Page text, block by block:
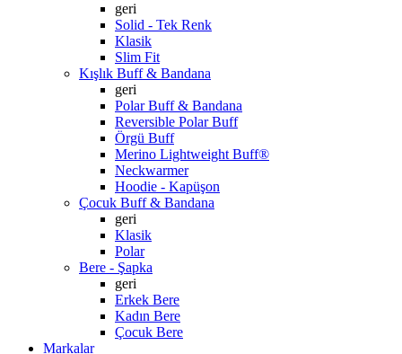
geri
Solid - Tek Renk
Klasik
Slim Fit
Kışlık Buff & Bandana
geri
Polar Buff & Bandana
Reversible Polar Buff
Örgü Buff
Merino Lightweight Buff®
Neckwarmer
Hoodie - Kapüşon
Çocuk Buff & Bandana
geri
Klasik
Polar
Bere - Şapka
geri
Erkek Bere
Kadın Bere
Çocuk Bere
Markalar